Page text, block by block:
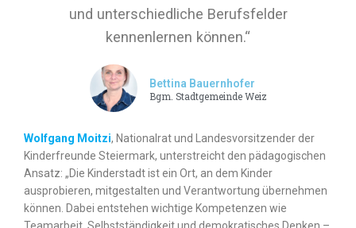
und unterschiedliche Berufsfelder
kennenlernen können.“
Bettina Bauernhofer
Bgm. Stadtgemeinde Weiz
Wolfgang Moitzi, Nationalrat und Landesvorsitzender der
Kinderfreunde Steiermark, unterstreicht den pädagogischen
Ansatz: „Die Kinderstadt ist ein Ort, an dem Kinder
ausprobieren, mitgestalten und Verantwortung übernehmen
können. Dabei entstehen wichtige Kompetenzen wie
Teamarbeit, Selbstständigkeit und demokratisches Denken –